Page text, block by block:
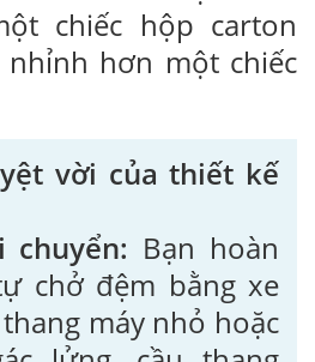
chiếc hộp carton
hơn một chiếc
vời của thiết kế
chuyển: Bạn hoàn
chở đệm bằng xe
máy nhỏ hoặc